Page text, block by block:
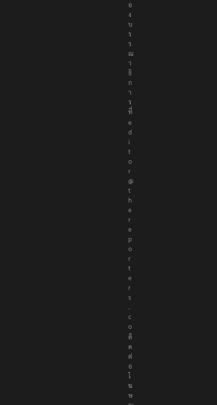
อ
ง
บ
ร
ร
ณ
า
ธิ
ก
า
ร
ที่
e
d
i
t
o
r
@
t
h
e
r
e
p
o
r
t
e
r
s
.
c
o
ติ
ด
ต่
อ
โ
ฆ
ษ